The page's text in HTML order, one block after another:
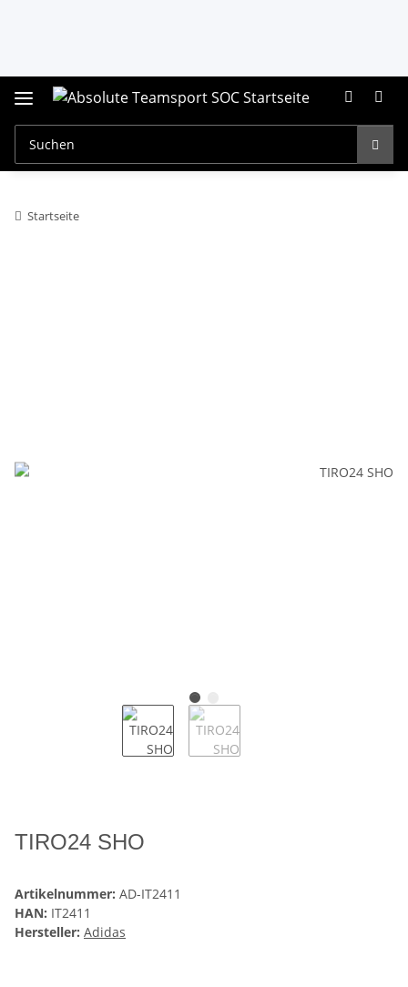
Startseite
TIRO24 SHO
Artikelnummer: AD-IT2411
HAN: IT2411
Hersteller: Adidas